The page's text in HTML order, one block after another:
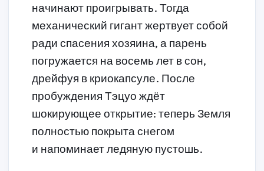
начинают проигрывать. Тогда
механический гигант жертвует собой
ради спасения хозяина, а парень
погружается на восемь лет в сон,
дрейфуя в криокапсуле. После
пробуждения Тэцуо ждёт
шокирующее открытие: теперь Земля
полностью покрыта снегом
и напоминает ледяную пустошь.